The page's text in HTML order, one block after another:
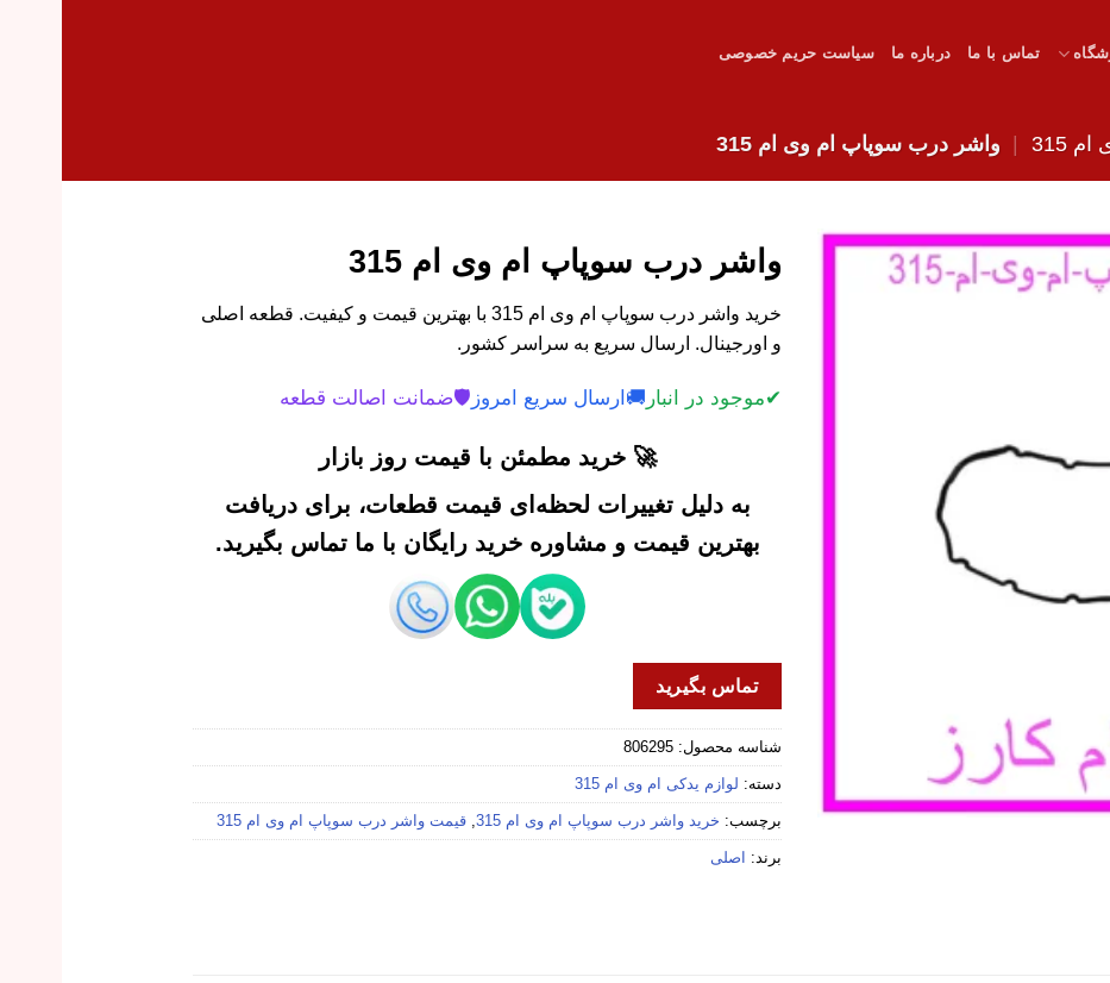
تماس با ما درباره ما سیاست حریم خصوصی
315
| واشر درب سوپاپ ام وی ام 315
واشر درب سوپاپ ام وی ام 315
خرید واشر درب سوپاپ ام وی ام 315 با بهترین قیمت و کیفیت. قطعه اصلی
و اورجینال. ارسال سریع به سراسر کشور.
✔موجود در انبار 🚚 ارسال سریع امروز 🛡️ضمانت اصالت قطعه
🚀 خرید مطمئن با قیمت روز بازار
به دلیل تغییرات لحظه‌ای قیمت قطعات، برای دریافت
بهترین قیمت و مشاوره خرید رایگان با ما تماس بگیرید.
تماس بگیرید
شناسه محصول: 806295
دسته: لوازم یدکی ام وی ام 315
برچسب: خرید واشر درب سوپاپ ام وی ام 315 قیمت واشر درب سوپاپ ام وی ام 315
برند: اصلی